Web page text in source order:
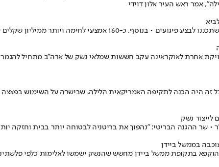
אמר ראש העיר אלון דוידי
אחרת לאוקראינה עקב חששות שמלאי נשק של ארה"ב מתחיל להגמר
היה הכנה לתקיפה האמריקאית הלילה, שבישרה על השימוש בפצצה